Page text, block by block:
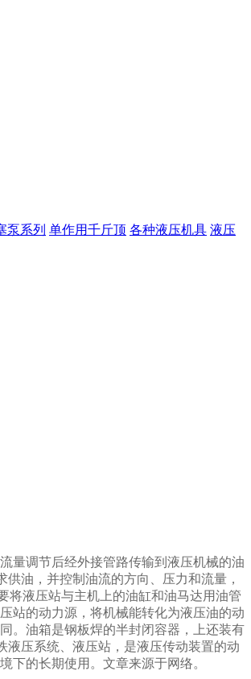
泵系列 单作用千斤顶 各种液压机具 液压
量调节后经外接管路传输到液压机械的油
油，并控制油流的方向、压力和流量，
将液压站与主机上的油缸和油马达用油管
站的动力源，将机械能转化为液压油的动
。油箱是钢板焊的半封闭容器，上还装有
压系统、液压站，是液压传动装置的动
下的长期使用。文章来源于网络。